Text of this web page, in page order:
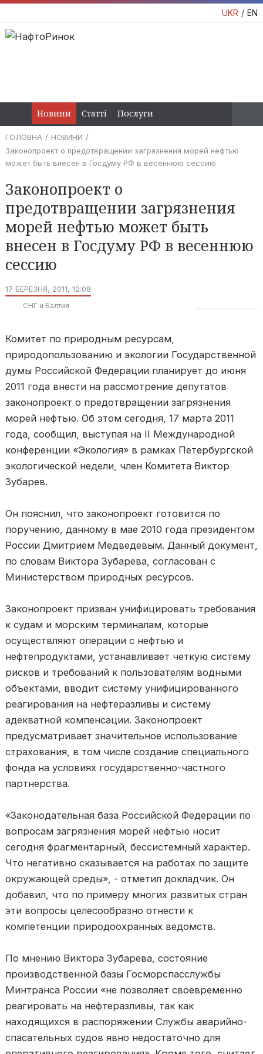
UKR EN
Новини Статті Послуги
ГОЛОВНА
НОВИНИ
Законопроект о предотвращении загрязнения морей нефтью
может быть внесен в Госдуму РФ в весеннюю сессию
Законопроект о
предотвращении загрязнения
морей нефтью может быть
внесен в Госдуму РФ в весеннюю
сессию
17 БЕРЕЗНЯ, 2011, 12:08
СНГ и Балтия
Комитет по природным ресурсам,
природопользованию и экологии Государственной
думы Российской Федерации планирует до июня
2011 года внести на рассмотрение депутатов
законопроект о предотвращении загрязнения
морей нефтью. Об этом сегодня, 17 марта 2011
года, сообщил, выступая на II Международной
конференции «Экология» в рамках Петербургской
экологической недели, член Комитета Виктор
Зубарев.
Он пояснил, что законопроект готовится по
поручению, данному в мае 2010 года президентом
России Дмитрием Медведевым. Данный документ,
по словам Виктора Зубарева, согласован с
Министерством природных ресурсов.
Законопроект призван унифицировать требования
к судам и морским терминалам, которые
осуществляют операции с нефтью и
нефтепродуктами, устанавливает четкую систему
рисков и требований к пользователям водными
объектами, вводит систему унифицированного
реагирования на нефтеразливы и систему
адекватной компенсации. Законопроект
предусматривает значительное использование
страхования, в том числе создание специального
фонда на условиях государственно-частного
партнерства.
«Законодательная база Российской Федерации по
вопросам загрязнения морей нефтью носит
сегодня фрагментарный, бессистемный характер.
Что негативно сказывается на работах по защите
окружающей среды», - отметил докладчик. Он
добавил, что по примеру многих развитых стран
эти вопросы целесообразно отнести к
компетенции природоохранных ведомств.
По мнению Виктора Зубарева, состояние
производственной базы Госморспасслужбы
Минтранса России «не позволяет своевременно
реагировать на нефтеразливы, так как
находящихся в распоряжении Службы аварийно-
спасательных судов явно недостаточно для